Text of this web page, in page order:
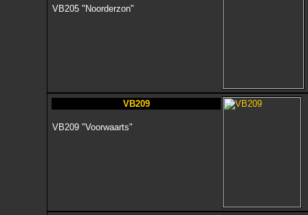
VB205 "Noorderzon"
VB209
VB209 "Voorwaarts"